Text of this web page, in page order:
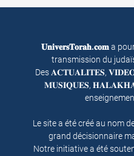
𝐔𝐧𝐢𝐯𝐞𝐫𝐬𝐓𝐨𝐫𝐚𝐡.𝐜𝐨𝐦a
transmission du
Des 𝐀𝐂𝐓𝐔𝐀𝐋𝐈𝐓𝐄𝐒,
𝐌𝐔𝐒𝐈𝐐𝐔𝐄𝐒,
Le site a été créé au nom
grand décisionnaire
Notre initiative a été